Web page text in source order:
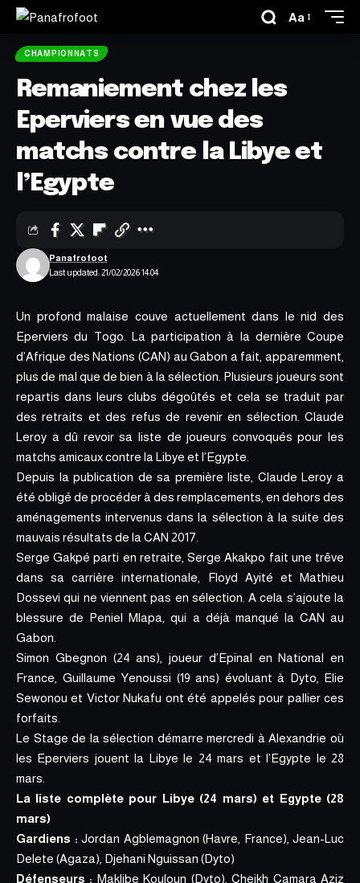
Aa
CHAMPIONNATS
Remaniement chez les
Eperviers en vue des
matchs contre la Libye et
l’Egypte
Last updated: 21/02/2026 14:04
Panafrofoot
Un profond malaise couve actuellement dans le nid des
Eperviers du Togo. La participation à la dernière Coupe
d’Afrique des Nations (CAN) au Gabon a fait, apparemment,
plus de mal que de bien à la sélection. Plusieurs joueurs sont
repartis dans leurs clubs dégoûtés et cela se traduit par
des retraits et des refus de revenir en sélection. Claude
Leroy a dû revoir sa liste de joueurs convoqués pour les
matchs amicaux contre la Libye et l’Egypte
Depuis la publication de sa première liste, Claude Leroy a
été obligé de procéder à des remplacements, en dehors des
aménagements intervenus dans la sélection à la suite des
mauvais résultats de la CAN 2017.
Serge Gakpé parti en retraite, Serge Akakpo fait une trêve
dans sa carrière internationale , Floyd Ayité et Mathieu
Dossevi qui ne viennent pas en sélection. A cela s’ajoute la
blessure de Peniel Mlapa, qui a déjà manqué la CAN au
Gabon.
Simon Gbegnon (24 ans), joueur d’Epinal en National en
France, Guillaume Yenoussi (19 ans) évoluant à Dyto, Elie
Sewonou et Victor Nukafu ont été appelés pour pallier ces
forfaits.
Le Stage de la sélection démarre mercredi à Alexandrie où
les Eperviers jouent la Libye le 24 mars et l’Egypte le 28
mars.
La liste complète pour Libye (24 mars) et Egypte (28
mars)
Gardiens : Jordan Agblemagnon (Havre, France), Jean-Luc
Delete (Agaza), Djehani Nguissan (Dyto)
Défenseurs : Maklibe Kouloun (Dyto), Cheikh Camara Aziz